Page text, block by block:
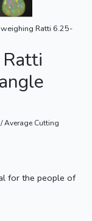
Ratti 6.25-
Average Cutting
for the people of